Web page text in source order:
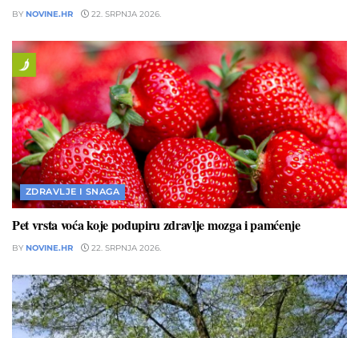
BY NOVINE.HR 22. SRPNJA 2026.
ZDRAVLJE I SNAGA
Pet vrsta voća koje podupiru zdravlje mozga i pamćenje
BY NOVINE.HR 22. SRPNJA 2026.